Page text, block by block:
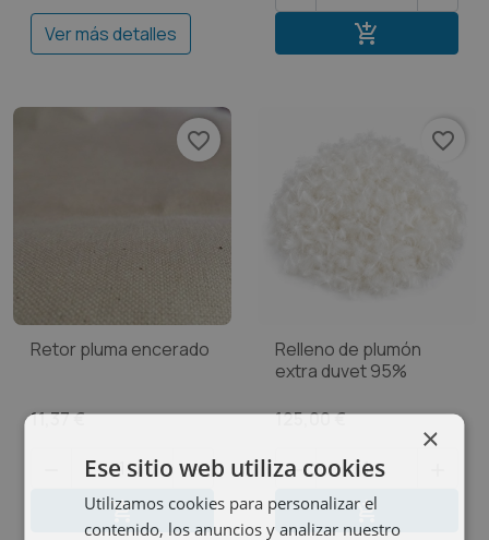
Ver más detalles 
favorite_border
Retor pluma encerado
11,37 €

Añadir al carrito
favorite_border
Relleno de plumón
extra duvet 95%
125,00 €


×
Ese sitio web utiliza cookies
Utilizamos cookies para personalizar el
contenido, los anuncios y analizar nuestro